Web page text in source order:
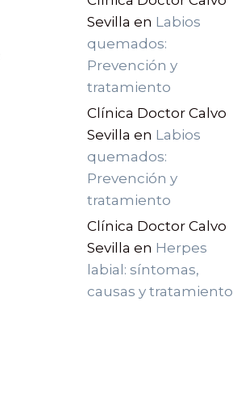
Sevilla en Labios
quemados:
Prevención y
tratamiento
Clínica Doctor Calvo
Sevilla en Labios
quemados:
Prevención y
tratamiento
Clínica Doctor Calvo
Sevilla en Herpes
labial: síntomas,
causas y tratamiento